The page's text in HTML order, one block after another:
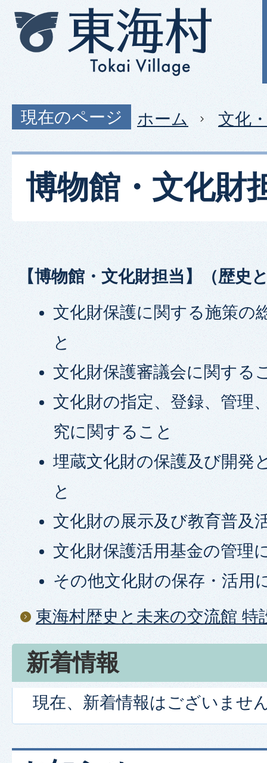
現在のページ ホーム 文化
博物館・文化財
【博物館・文化財担当】（歴史
文化財保護に関する施策の
と
文化財保護審議会に関する
文化財の指定、登録、管理
究に関すること
埋蔵文化財の保護及び開発
と
文化財の展示及び教育普及
文化財保護活用基金の管理
その他文化財の保存・活用
東海村歴史と未来の交流館 特
新着情報
現在、新着情報はございませ